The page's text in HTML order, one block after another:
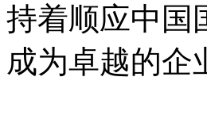
持着顺应中国
成为卓越的企